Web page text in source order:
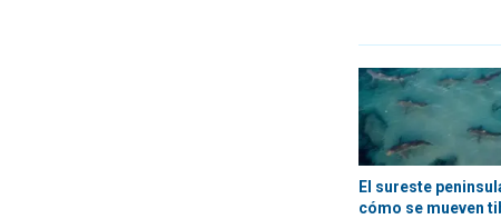
El sureste
cómo se mueven